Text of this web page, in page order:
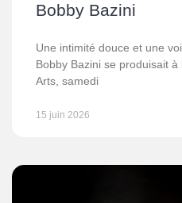
Bobby Bazini
Une intimité douce et une
Bobby Bazini se produisait
Arts, samedi
15 juin 2026